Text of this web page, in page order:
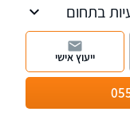
בתחום
שבהן
סבוכיםייעוץ אישי